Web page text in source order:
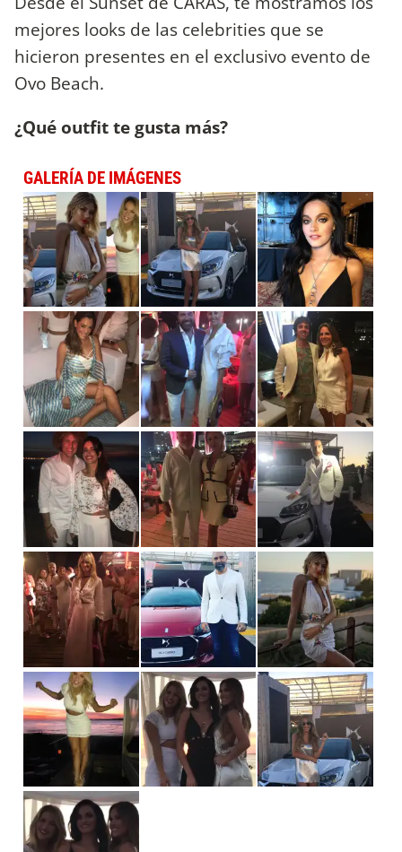
mejores looks de las celebrities que se
hicieron presentes en el exclusivo evento de
Ovo Beach.
¿Qué outfit te gusta más?
GALERÍA DE IMÁGENES